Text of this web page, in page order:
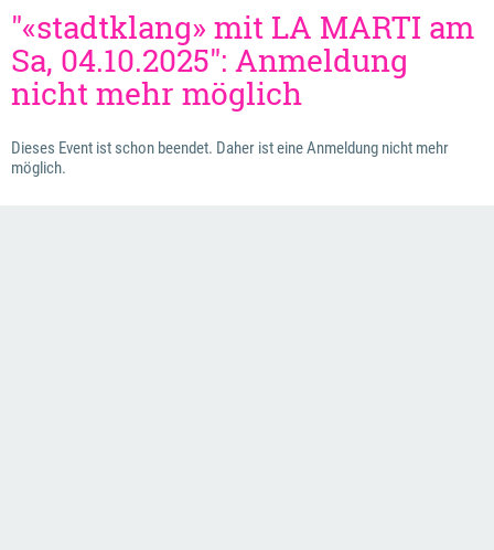
"«stadtklang» mit LA MARTI am
Sa, 04.10.2025": Anmeldung
nicht mehr möglich
Dieses Event ist schon beendet. Daher ist eine Anmeldung nicht mehr
möglich.